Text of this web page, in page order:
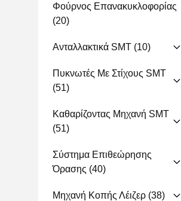
Φούρνος Επανακυκλοφορίας
(20)
Ανταλλακτικά SMT (10)
Πυκνωτές Με Στίχους SMT
(51)
Καθαρίζοντας Μηχανή SMT
(51)
Σύστημα Επιθεώρησης
Όρασης (40)
Μηχανή Κοπής Λέιζερ (38)